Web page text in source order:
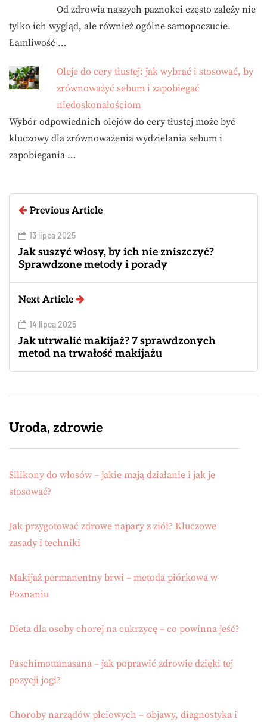
Od zdrowia naszych paznokci często zależy nie
tylko ich wygląd, ale również ogólne samopoczucie.
Łamliwość …
Oleje do cery tłustej: jak wybrać i stosować, by
zrównoważyć sebum i zapobiegać
niedoskonałościom
Wybór odpowiednich olejów do cery tłustej może być
kluczowy dla zrównoważenia wydzielania sebum i
zapobiegania …
Previous Article
13 lipca 2025
Jak suszyć włosy, by ich nie zniszczyć?
Sprawdzone metody i porady
Next Article
14 lipca 2025
Jak utrwalić makijaż? 7 sprawdzonych
metod na trwałość makijażu
Uroda, zdrowie
Silikony do włosów – jakie mają działanie i jak je
stosować?
Jak przygotować zdrowe napary z ziół? Kluczowe
zasady i techniki
Makijaż permanentny brwi – metoda piórkowa w
Poznaniu
Dieta dla osoby chorej na cukrzycę – co powinna jeść?
Paschimottanasana – jak poprawić zdrowie dzięki tej
pozycji jogi?
Choroby narządów płciowych – objawy, diagnostyka i